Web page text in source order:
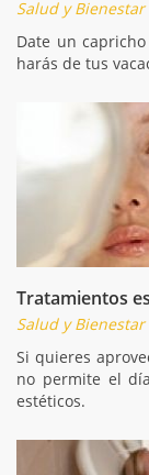
Salud y Bienestar
Date un
harás de tus
Tratamientos
Salud y Bienestar
Si quieres
no permite el
estéticos.